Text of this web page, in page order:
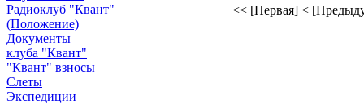
Радиоклуб "Квант"
(Положение)
Документы
клуба "Квант"
"Квант" взносы
Слеты
Экспедиции
<< [Первая] <